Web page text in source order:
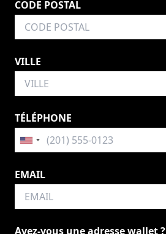
CODE POSTAL
VILLE
TÉLÉPHONE
EMAIL
Avez-vous une adresse wallet ?